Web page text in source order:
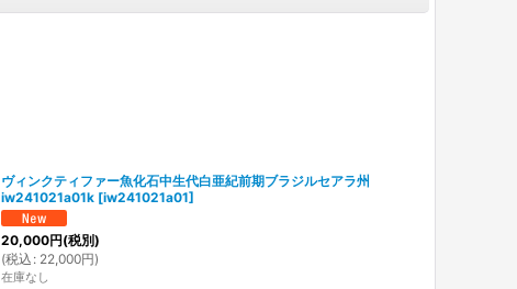
ヴィンクティファー魚化石中生代白亜紀前期ブラジルセアラ州
iw241021a01k [iw241021a01]
20,000円(税別)
(税込 : 22,000円)
在庫なし